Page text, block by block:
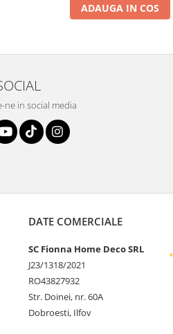
ADAUGA IN COS
ne in social media
DATE COMERCIALE
SC Fionna Home Deco SRL
J23/1318/2021
RO43827932
Str. Doinei, nr. 60A
Dobroesti, Ilfov